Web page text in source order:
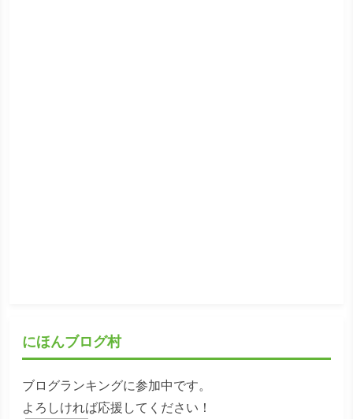
にほんブログ村
ブログランキングに参加中です。
よろしければ応援してください！